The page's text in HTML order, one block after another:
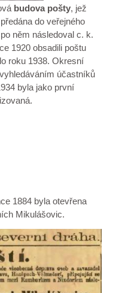
budova pošty, jež
do veřejného
něm následoval c. k.
1920 obsadili poštu
roku 1938. Okresní
účastníků
byla jako první
1884 byla otevřena
Mikulášovic.